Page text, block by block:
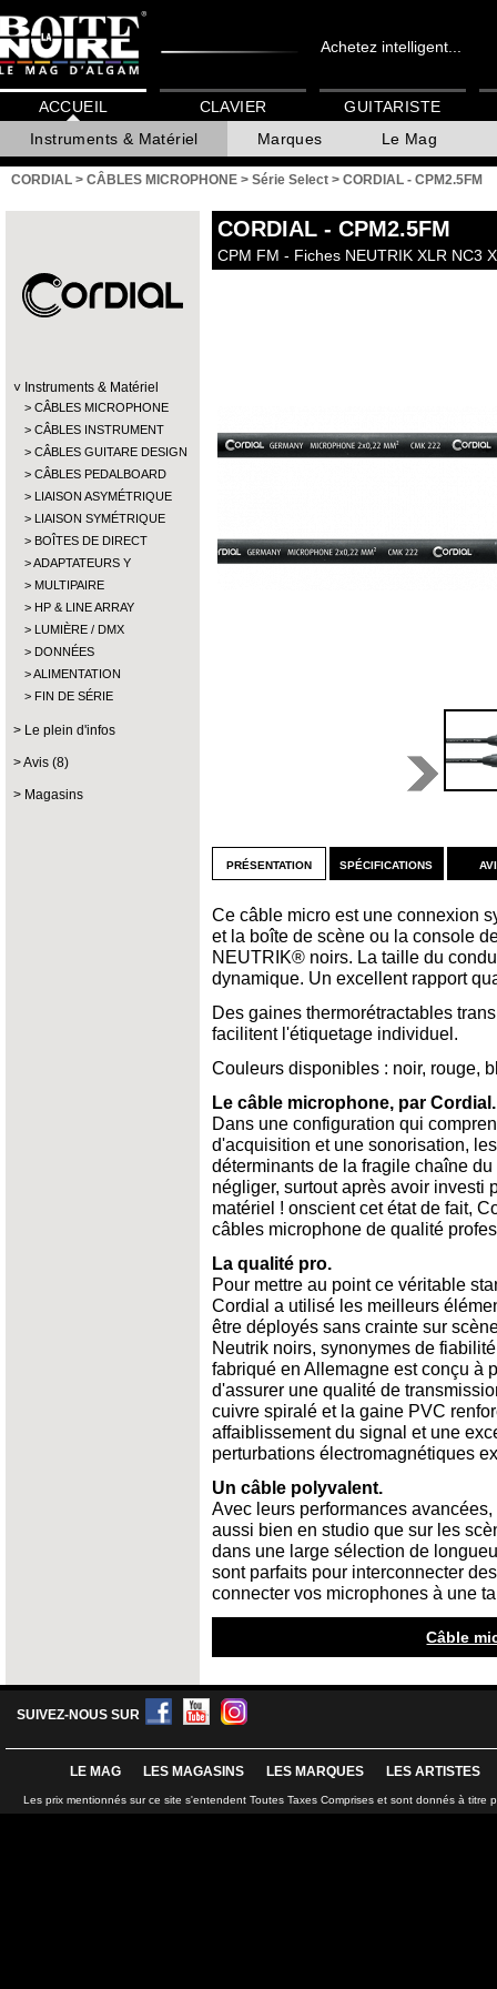
Achetez intelligent...
ACCUEIL
Instruments & Matériel
Marques Le Mag
CLAVIER GUITARISTE
CORDIAL > CÂBLES MICROPHONE > Série Select > CORDIAL - CPM2.5FM
Instruments & Matériel
CÂBLES MICROPHONE
CÂBLES INSTRUMENT
CÂBLES GUITARE DESIGN
CÂBLES PEDALBOARD
LIAISON ASYMÉTRIQUE
LIAISON SYMÉTRIQUE
BOÎTES DE DIRECT
ADAPTATEURS Y
MULTIPAIRE
HP & LINE ARRAY
LUMIÈRE / DMX
DONNÉES
ALIMENTATION
FIN DE SÉRIE
Le plein d'infos
Avis (8)
Magasins
CORDIAL - CPM2.5FM
CPM FM - Fiches NEUTRIK XLR NC3
présentation
Ce câble micro est une connexion
et la boîte de scène ou la console
NEUTRIK® noirs. La taille du
dynamique. Un excellent rapport
Des gaines thermorétractables
facilitent l'étiquetage individuel.
Couleurs disponibles : noir, rouge,
Le câble microphone, par Cordial.
Dans une configuration qui
d'acquisition et une sonorisation,
déterminants de la fragile chaîne
négliger, surtout après avoir investi
matériel ! onscient cet état de fait,
câbles microphone de qualité
La qualité pro.
Pour mettre au point ce véritable
Cordial a utilisé les meilleurs
être déployés sans crainte sur
Neutrik noirs, synonymes de
fabriqué en Allemagne est conçu à
d'assurer une qualité de
cuivre spiralé et la gaine PVC
affaiblissement du signal et une
perturbations électromagnétiques
Un câble polyvalent.
Avec leurs performances
aussi bien en studio que sur les
dans une large sélection de
sont parfaits pour interconnecter
connecter vos microphones à une
spécifications
Câble
SUIVEZ-NOUS SUR
LE MAG LES MAGASINS LES MARQUES LES ARTISTES
Les prix mentionnés sur ce site s'entendent Toutes Taxes Comprises et sont donnés à